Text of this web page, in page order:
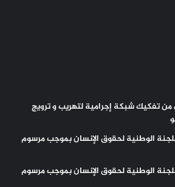
تفكيك شبكة إجرامية لتهريب و ترويج
الوطنية لحقوق الإنسان بموجب مرسوم
الوطنية لحقوق الإنسان بموجب مرسوم